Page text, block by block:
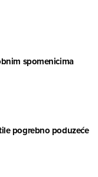
spomenicima
pogrebno poduzeće